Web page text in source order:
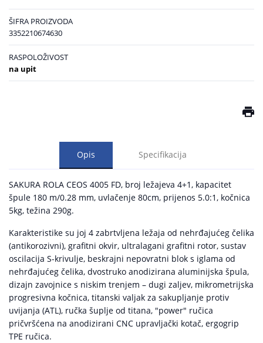
ŠIFRA PROIZVODA
3352210674630
RASPOLOŽIVOST
na upit
Opis Specifikacija
SAKURA ROLA CEOS 4005 FD, broj ležajeva 4+1, kapacitet
špule 180 m/0.28 mm, uvlačenje 80cm, prijenos 5.0:1, kočnica
5kg, težina 290g.
Karakteristike su joj 4 zabrtvljena ležaja od nehrđajućeg čelika
(antikorozivni), grafitni okvir, ultralagani grafitni rotor, sustav
oscilacija S-krivulje, beskrajni nepovratni blok s iglama od
nehrđajućeg čelika, dvostruko anodizirana aluminijska špula,
dizajn zavojnice s niskim trenjem – dugi zaljev, mikrometrijska
progresivna kočnica, titanski valjak za sakupljanje protiv
uvijanja (ATL), ručka šuplje od titana, "power" ručica
pričvršćena na anodizirani CNC upravljački kotač, ergogrip
TPE ručica.